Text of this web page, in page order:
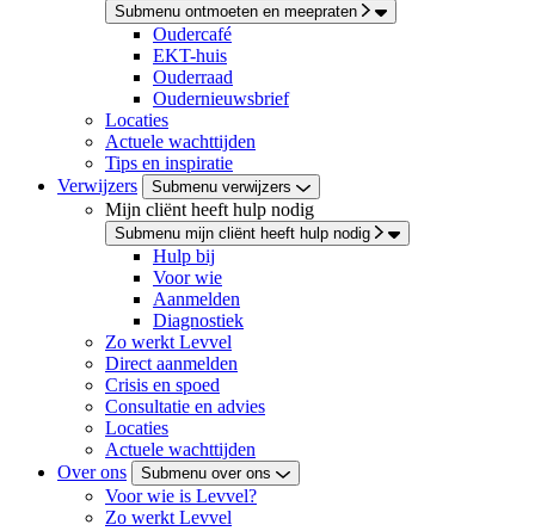
Submenu ontmoeten en meepraten
Oudercafé
EKT-huis
Ouderraad
Oudernieuwsbrief
Locaties
Actuele wachttijden
Tips en inspiratie
Verwijzers
Submenu verwijzers
Mijn cliënt heeft hulp nodig
Submenu mijn cliënt heeft hulp nodig
Hulp bij
Voor wie
Aanmelden
Diagnostiek
Zo werkt Levvel
Direct aanmelden
Crisis en spoed
Consultatie en advies
Locaties
Actuele wachttijden
Over ons
Submenu over ons
Voor wie is Levvel?
Zo werkt Levvel